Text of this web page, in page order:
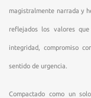
magistralmente narrada y
reflejados los valores
integridad, compromiso
sentido de urgencia.
Compactado como un